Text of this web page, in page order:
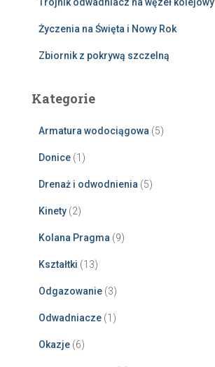
Życzenia na Święta i Nowy Rok
Zbiornik z pokrywą szczelną
Kategorie
Armatura wodociągowa (5)
Donice (1)
Drenaż i odwodnienia (5)
Kinety (2)
Kolana Pragma (9)
Kształtki (13)
Odgazowanie (3)
Odwadniacze (1)
Okazje (6)